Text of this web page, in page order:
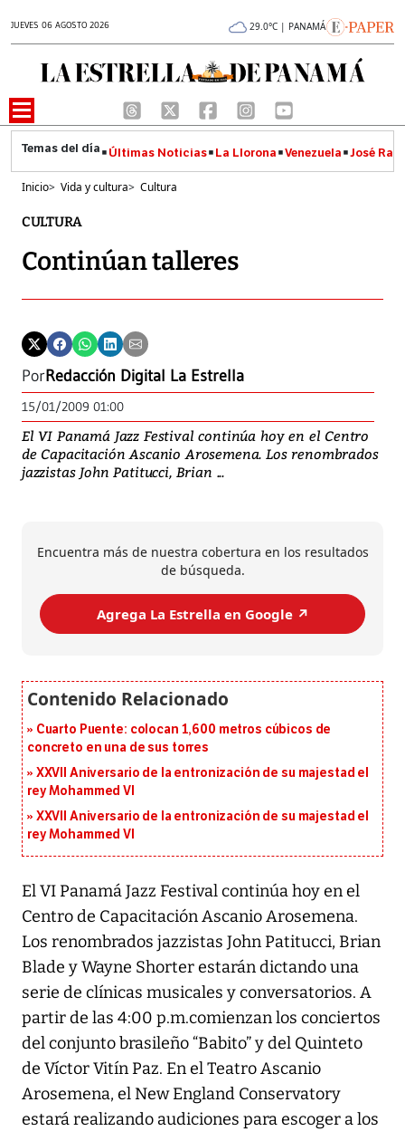
JUEVES 06 AGOSTO 2026 29.0°C | PANAMÁ
Últimas Noticias La Llorona Venezuela José
Inicio> Vida y cultura> Cultura
CULTURA
Continúan talleres
PorRedacción Digital La Estrella
15/01/2009 01:00
El VI Panamá Jazz Festival continúa hoy en el Centro
de Capacitación Ascanio Arosemena. Los renombrados
jazzistas John Patitucci, Brian ...
Encuentra más de nuestra cobertura en los resultados
de búsqueda.
Agrega La Estrella en Google ↗️
Cuarto Puente: colocan 1,600 metros cúbicos de
concreto en una de sus torres
XXVII Aniversario de la entronización de su majestad el
rey Mohammed VI
XXVII Aniversario de la entronización de su majestad el
rey Mohammed VI
El VI Panamá Jazz Festival continúa hoy en el
Centro de Capacitación Ascanio Arosemena.
Los renombrados jazzistas John Patitucci, Brian
Blade y Wayne Shorter estarán dictando una
serie de clínicas musicales y conversatorios. A
partir de las 4:00 p.m.comienzan los conciertos
del conjunto brasileño “Babito” y del Quinteto
de Víctor Vitín Paz. En el Teatro Ascanio
Arosemena, el New England Conservatory
estará realizando audiciones para escoger a los